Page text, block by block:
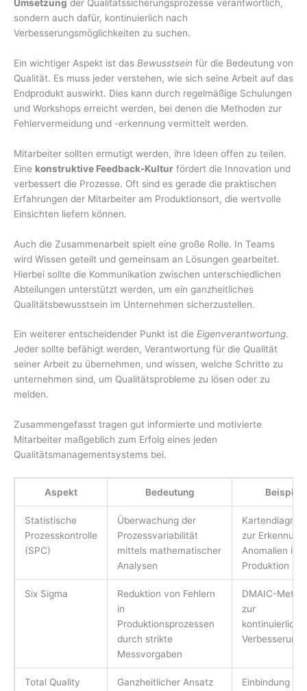
Umsetzung der Qualitätssicherungsprozesse verantwortlich,
sondern auch dafür, kontinuierlich nach
Verbesserungsmöglichkeiten zu suchen.
Ein wichtiger Aspekt ist das Bewusstsein für die Bedeutung von
Qualität. Es muss jeder verstehen, wie sich seine Arbeit auf das
Endprodukt auswirkt. Dies kann durch regelmäßige Schulungen
und Workshops erreicht werden, bei denen die Methoden zur
Fehlervermeidung und -erkennung vermittelt werden.
Mitarbeiter sollten ermutigt werden, ihre Ideen offen zu teilen.
Eine konstruktive Feedback-Kultur fördert die Innovation und
verbessert die Prozesse. Oft sind es gerade die praktischen
Erfahrungen der Mitarbeiter am Produktionsort, die wertvolle
Einsichten liefern können.
Auch die Zusammenarbeit spielt eine große Rolle. In Teams
wird Wissen geteilt und gemeinsam an Lösungen gearbeitet.
Hierbei sollte die Kommunikation zwischen unterschiedlichen
Abteilungen unterstützt werden, um ein ganzheitliches
Qualitätsbewusstsein im Unternehmen sicherzustellen.
Ein weiterer entscheidender Punkt ist die Eigenverantwortung.
Jeder sollte befähigt werden, Verantwortung für die Qualität
seiner Arbeit zu übernehmen, und wissen, welche Schritte zu
unternehmen sind, um Qualitätsprobleme zu lösen oder zu
melden.
Zusammengefasst tragen gut informierte und motivierte
Mitarbeiter maßgeblich zum Erfolg eines jeden
Qualitätsmanagementsystems bei.
Aspekt Bedeutung Beispiel
Statistische
Prozesskontrolle
(SPC)
Überwachung der
Prozessvariabilität
mittels mathematischer
Analysen
zur
Anomalien in
Produktion
Six Sigma
Reduktion von Fehlern
in
Produktionsprozessen
durch strikte
Messvorgaben
DMAIC-
zur
Verbesserung
Total Quality
Ganzheitlicher Ansatz
Einbindung